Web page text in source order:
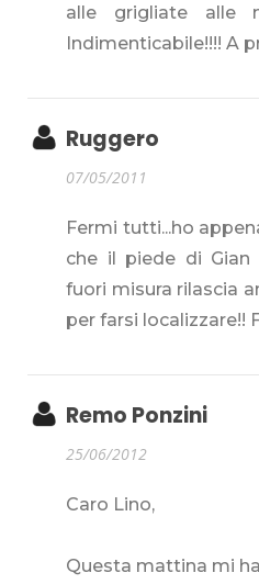
alle grigliate alle
Indimenticabile!!!! A
Ruggero
07/05/2011
Fermi tutti...ho
che il piede di
fuori misura rilascia
per farsi localizzare!!
Remo Ponzini
25/06/2012
Caro Lino,
Questa mattina mi